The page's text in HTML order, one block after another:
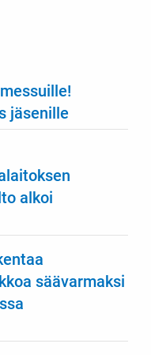
jäsenille
alkoi
säävarmaksi